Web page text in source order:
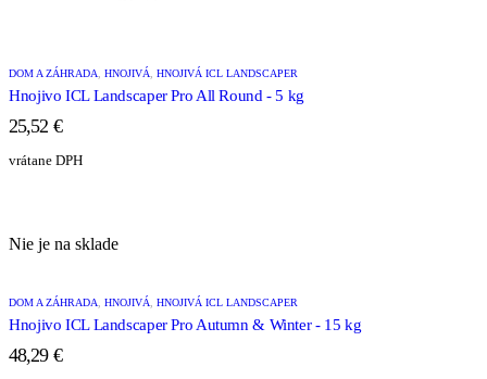
DOM A ZÁHRADA HNOJIVÁ HNOJIVÁ ICL LANDSCAPER
Hnojivo ICL Landscaper Pro All Round - 5 kg
25,52 €
vrátane DPH
Nie je na sklade
DOM A ZÁHRADA HNOJIVÁ HNOJIVÁ ICL LANDSCAPER
Hnojivo ICL Landscaper Pro Autumn & Winter - 15 kg
48,29 €